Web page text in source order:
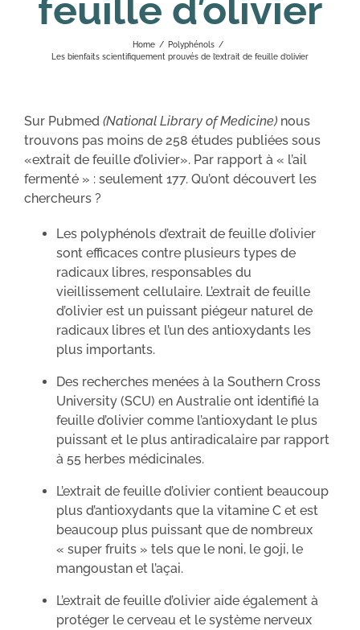
feuille d’olivier
Home / Polyphénols /
Les bienfaits scientifiquement prouvés de l’extrait de feuille d’olivier
Sur Pubmed (National Library of Medicine) nous
trouvons pas moins de 258 études publiées sous
«extrait de feuille d’olivier». Par rapport à « l’ail
fermenté » : seulement 177. Qu’ont découvert les
chercheurs ?
Les polyphénols d’extrait de feuille d’olivier
sont efficaces contre plusieurs types de
radicaux libres, responsables du
vieillissement cellulaire. L’extrait de feuille
d’olivier est un puissant piégeur naturel de
radicaux libres et l’un des antioxydants les
plus importants.
Des recherches menées à la Southern Cross
University (SCU) en Australie ont identifié la
feuille d’olivier comme l’antioxydant le plus
puissant et le plus antiradicalaire par rapport
à 55 herbes médicinales.
L’extrait de feuille d’olivier contient beaucoup
plus d’antioxydants que la vitamine C et est
beaucoup plus puissant que de nombreux
« super fruits » tels que le noni, le goji, le
mangoustan et l’açai.
L’extrait de feuille d’olivier aide également à
protéger le cerveau et le système nerveux